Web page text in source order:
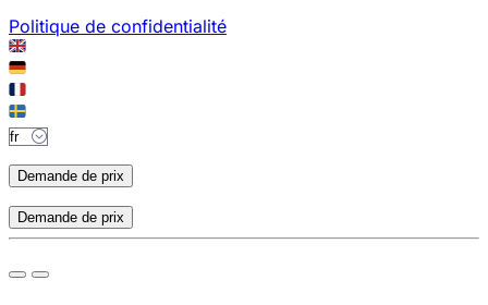
Politique de confidentialité
Demande de prix
Demande de prix